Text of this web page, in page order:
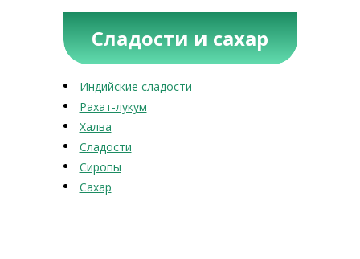
Сладости и сахар
Индийские сладости
Рахат-лукум
Халва
Сладости
Сиропы
Сахар